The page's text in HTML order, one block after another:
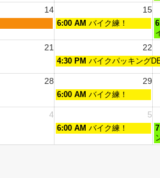
14 15
6:00 AM バイク練！
21 22
4:30 PM バイクパッキング
28 29
6:00 AM バイク練！
4 5
6:00 AM バイク練！